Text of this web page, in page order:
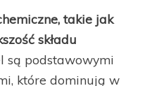
takie jak
składu
są podstawowymi
które dominują w